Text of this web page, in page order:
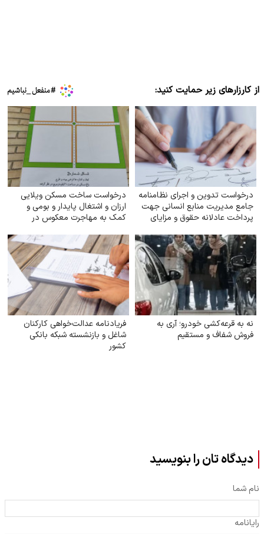
از کارزارهای زیر حمایت کنید:
درخواست تدوین و اجرای نظامنامه
جامع مدیریت منابع انسانی جهت
پرداخت عادلانه حقوق و مزایای
درخواست ساخت مسکن ویلایی
ارزان و اشتغال پایدار و بومی و
کمک به مهاجرت معکوس در
نه به قرعه‌کشی خودرو؛ آری به
فروش شفاف و مستقیم
فریادنامه عدالت‌خواهی کارکنان
شاغل و بازنشسته شبکه بانکی
کشور
دیدگاه تان را بنویسید
نام شما
رایانامه